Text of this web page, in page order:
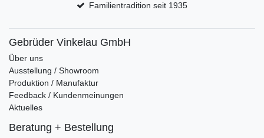
Familientradition seit 1935
Gebrüder Vinkelau GmbH
Über uns
Ausstellung / Showroom
Produktion / Manufaktur
Feedback / Kundenmeinungen
Aktuelles
Beratung + Bestellung